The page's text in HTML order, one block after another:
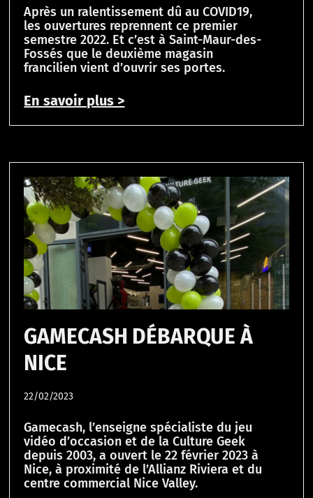
Après un ralentissement dû au COVID19,
les ouvertures reprennent ce premier
semestre 2022. Et c’est à Saint-Maur-des-
Fossés que le deuxième magasin
francilien vient d’ouvrir ses portes.
En savoir plus >
GAMECASH DÉBARQUE À
NICE
22/02/2023
Gamecash, l’enseigne spécialiste du jeu
vidéo d’occasion et de la Culture Geek
depuis 2003, a ouvert le 22 février 2023 à
Nice, à proximité de l’Allianz Riviera et du
centre commercial Nice Valley.